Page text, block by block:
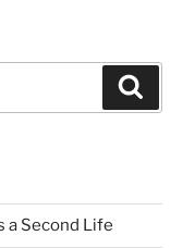
a Second Life